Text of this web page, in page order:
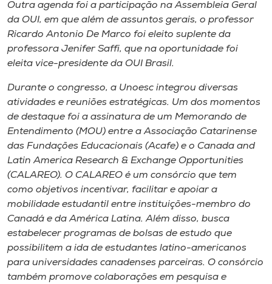
Outra agenda foi a participação na Assembleia Geral
da OUI, em que além de assuntos gerais, o professor
Ricardo Antonio De Marco foi eleito suplente da
professora Jenifer Saffi, que na oportunidade foi
eleita vice-presidente da OUI Brasil.
Durante o congresso, a Unoesc integrou diversas
atividades e reuniões estratégicas. Um dos momentos
de destaque foi a assinatura de um Memorando de
Entendimento (MOU) entre a Associação Catarinense
das Fundações Educacionais (Acafe) e o Canada and
Latin America Research & Exchange Opportunities
(CALAREO). O CALAREO é um consórcio que tem
como objetivos incentivar, facilitar e apoiar a
mobilidade estudantil entre instituições-membro do
Canadá e da América Latina. Além disso, busca
estabelecer programas de bolsas de estudo que
possibilitem a ida de estudantes latino-americanos
para universidades canadenses parceiras. O consórcio
também promove colaborações em pesquisa e